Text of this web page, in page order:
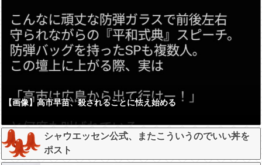
【画像】高市早苗、殺されることに怯え始める
シャウエッセン公式、またこういうのでいい丼を
ポスト